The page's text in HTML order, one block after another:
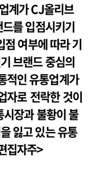
계가 CJ올리브
를 입점시키기
점 여부에 따라 기
브랜드 중심의
적인 유통업계가
자로 전락한 것이
장과 불황이 불
잃고 있는 유통
집자주>